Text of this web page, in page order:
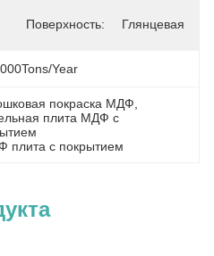
Поверхность: Глянцевая
Year
покраска МДФ
плита МДФ с
плита с покрытием